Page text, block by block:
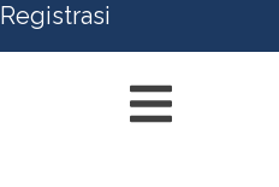
Registrasi